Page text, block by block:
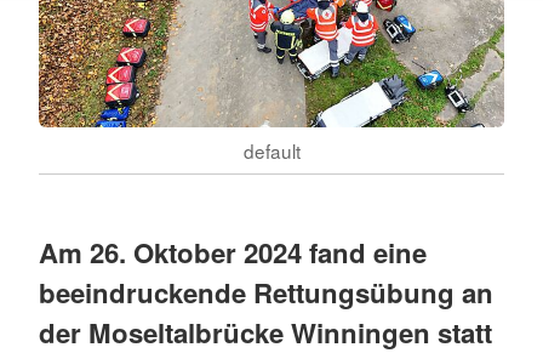
default
Am 26. Oktober 2024 fand eine
beeindruckende Rettungsübung an
der Moseltalbrücke Winningen statt